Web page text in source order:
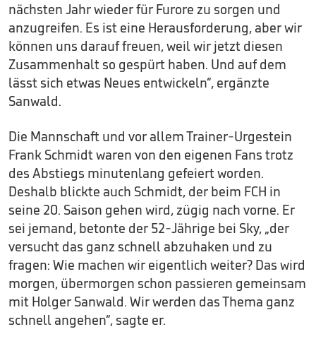
nächsten Jahr wieder für Furore zu sorgen und
anzugreifen. Es ist eine Herausforderung, aber wir
können uns darauf freuen, weil wir jetzt diesen
Zusammenhalt so gespürt haben. Und auf dem
lässt sich etwas Neues entwickeln“, ergänzte
Sanwald.
Die Mannschaft und vor allem Trainer-Urgestein
Frank Schmidt waren von den eigenen Fans trotz
des Abstiegs minutenlang gefeiert worden.
Deshalb blickte auch Schmidt, der beim FCH in
seine 20. Saison gehen wird, zügig nach vorne. Er
sei jemand, betonte der 52-Jährige bei Sky, „der
versucht das ganz schnell abzuhaken und zu
fragen: Wie machen wir eigentlich weiter? Das wird
morgen, übermorgen schon passieren gemeinsam
mit Holger Sanwald. Wir werden das Thema ganz
schnell angehen“, sagte er.